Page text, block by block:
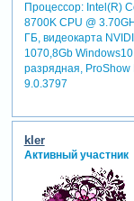
Процессор: Intel(R)
8700K CPU @
ГБ, видеокарта
1070,8Gb
разрядная, ProShow
9.0.3797
kler
Активный участник